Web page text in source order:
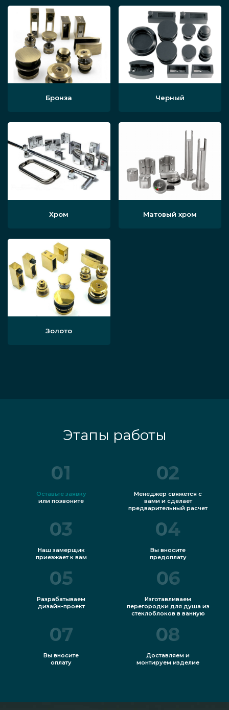
Бронза Черный
Хром Матовый хром
Золото
Этапы работы
01
Оставьте заявку
или позвоните
02
Менеджер свяжется с
вами и сделает
предварительный расчет
03
Наш замерщик
приезжает к вам
04
Вы вносите
предоплату
05
Разрабатываем
дизайн-проект
06
Изготавливаем
перегородки для душа из
стеклоблоков в ванную
07
Вы вносите
оплату
08
Доставляем и
монтируем изделие